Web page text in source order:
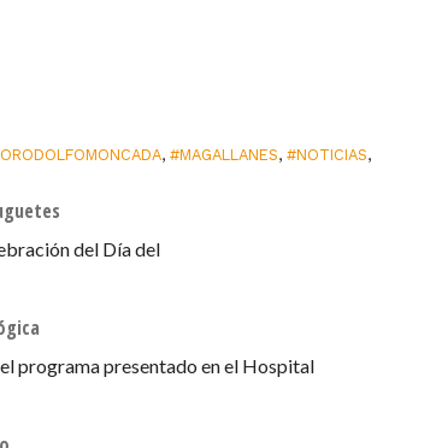
,#MAGALLANES,#NOTICIAS,
del Día del
programa presentado en el Hospital